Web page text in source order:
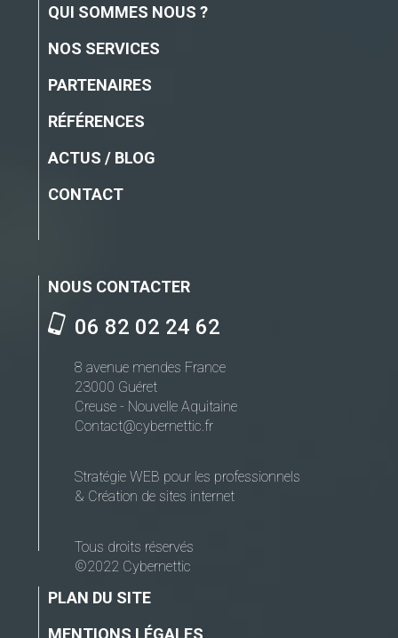
QUI SOMMES NOUS ?
NOS SERVICES
PARTENAIRES
RÉFÉRENCES
ACTUS / BLOG
CONTACT
NOUS CONTACTER
06 82 02 24 62
8 avenue mendes France
23000 Guéret
Creuse - Nouvelle Aquitaine
Contact@cybernettic.fr
Stratégie WEB pour les professionnels
& Création de sites internet
Tous droits réservés
©2022 Cybernettic
PLAN DU SITE
MENTIONS LÉGALES